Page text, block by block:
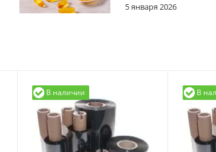
5 января 2026
В наличии В